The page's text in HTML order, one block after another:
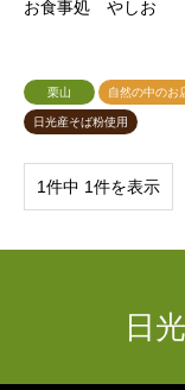
お食事処 やしお
栗山 自然の中のお
日光産そば粉使用
1件中 1件を表示
日